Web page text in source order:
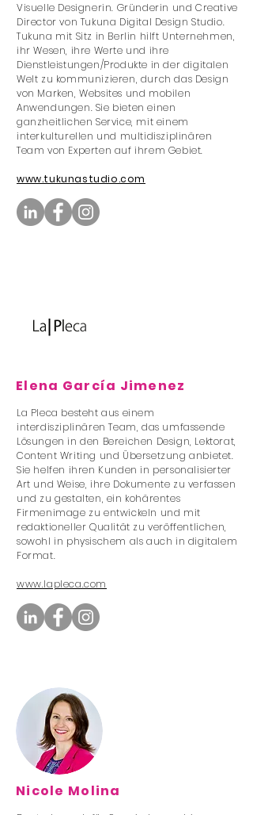
Visuelle Designerin. Gründerin und Creative
Director von Tukuna Digital Design Studio.
Tukuna mit Sitz in Berlin hilft Unternehmen,
ihr Wesen, ihre Werte und ihre
Dienstleistungen/Produkte in der digitalen
Welt zu kommunizieren, durch das Design
von Marken, Websites und mobilen
Anwendungen. Sie bieten einen
ganzheitlichen Service, mit einem
interkulturellen und multidisziplinären
Team von Experten auf ihrem Gebiet.
www.tukunastudio.com
Elena García Jimenez
La Pleca besteht aus einem
interdisziplinären Team, das umfassende
Lösungen in den Bereichen Design, Lektorat,
Content Writing und Übersetzung anbietet.
Sie helfen ihren Kunden in personalisierter
Art und Weise, ihre Dokumente zu verfassen
und zu gestalten, ein kohärentes
Firmenimage zu entwickeln und mit
redaktioneller Qualität zu veröffentlichen,
sowohl in physischem als auch in digitalem
Format.
www.lapleca.com
Nicole Molina